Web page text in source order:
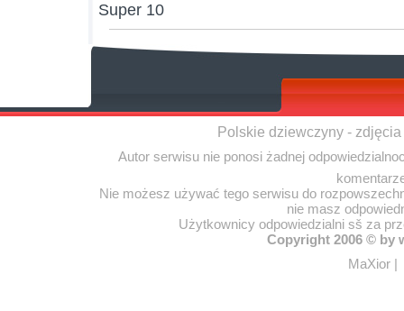
Super 10
Polskie dziewczyny -
Autor serwisu nie ponosi żadnej
Nie możesz używać tego serwisu do
nie masz
Użytkownicy odpowiedzialni sš za
Copyright 2006 © by
MaXior |